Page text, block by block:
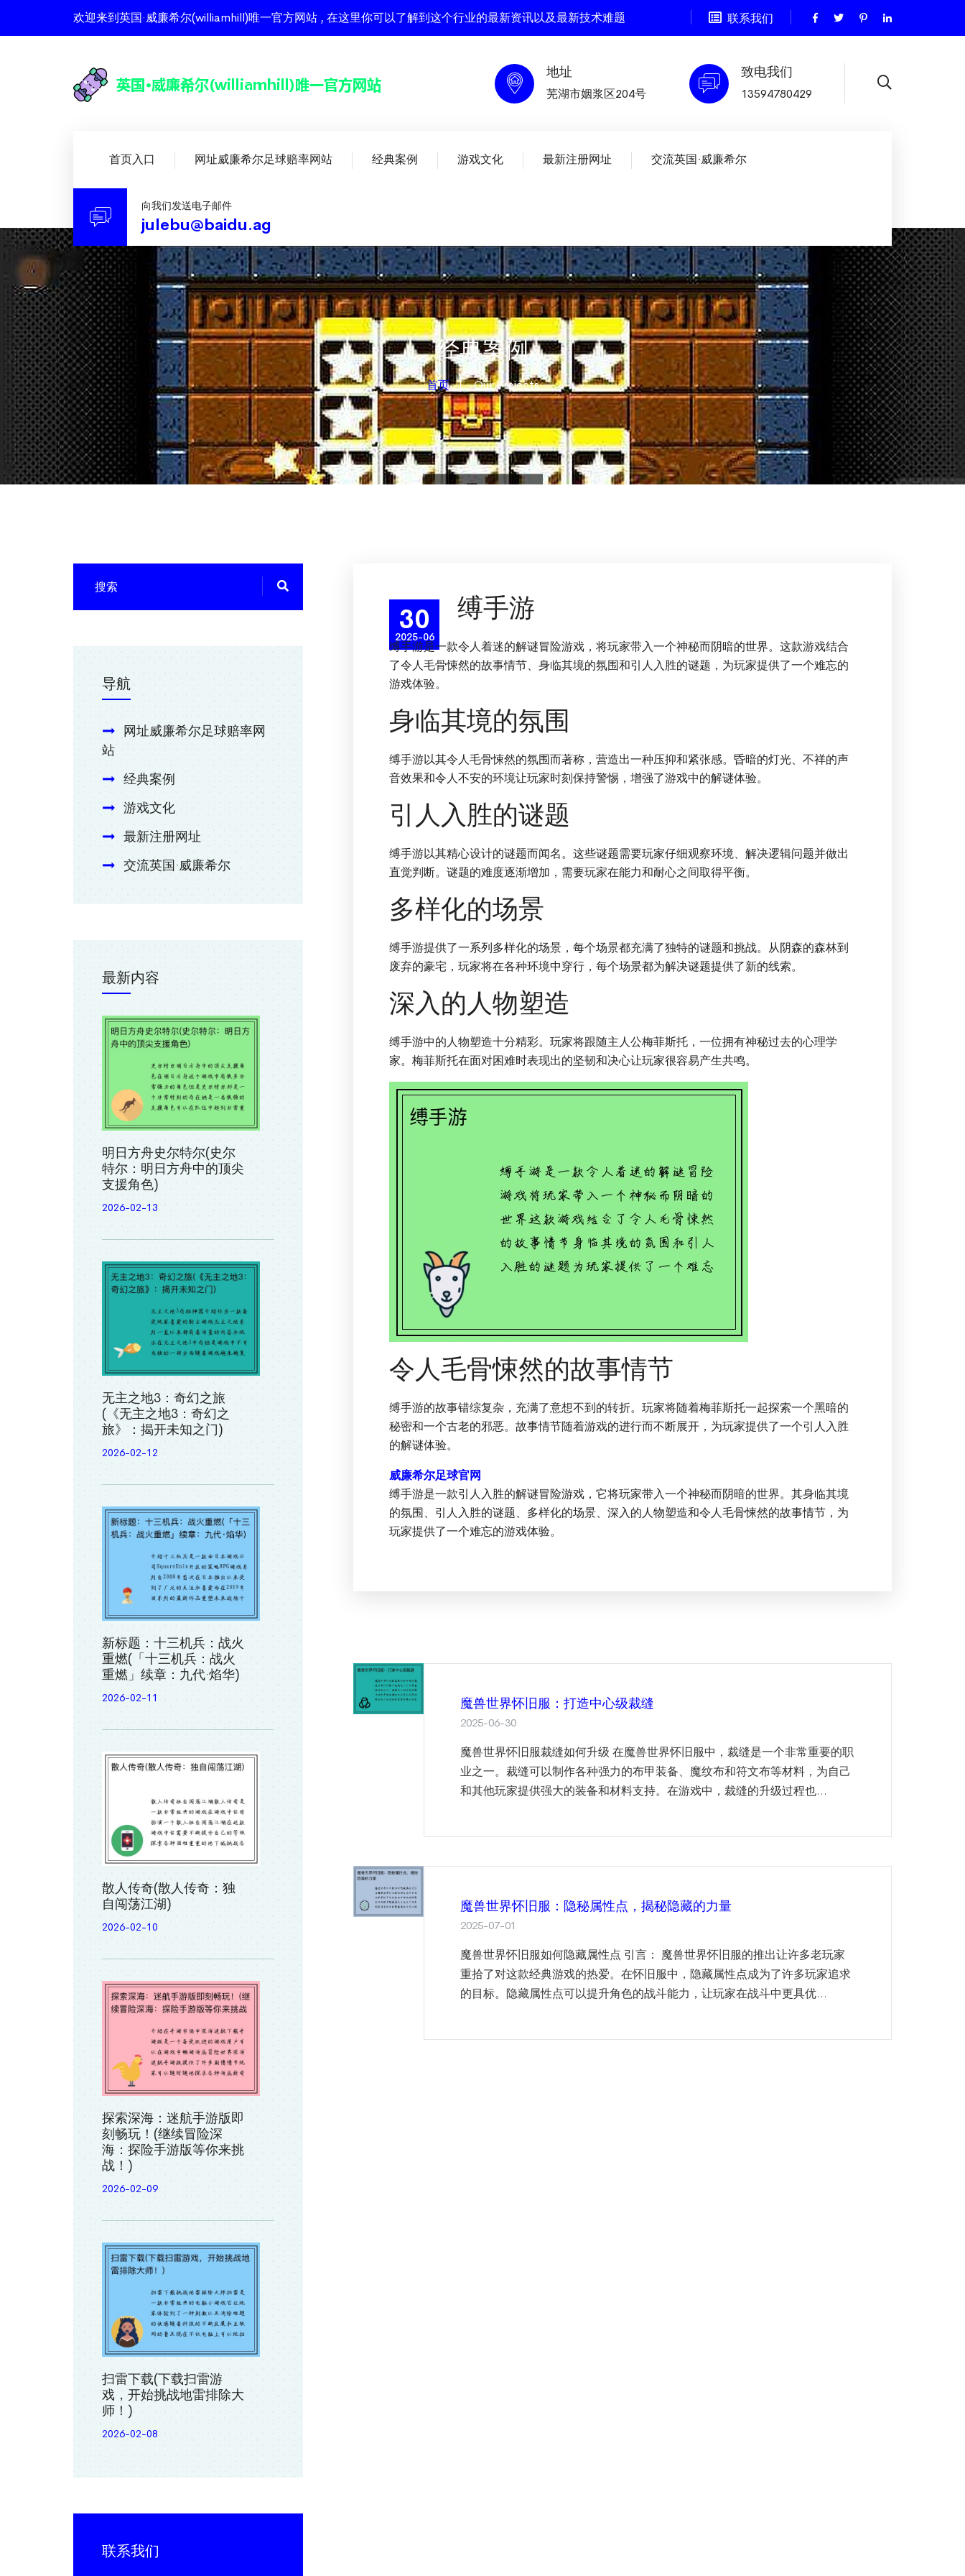
欢迎来到英国·威廉希尔(williamhill)唯一官方网站 , 在这里你可以了解到这个行业的最新资讯以及最新技术难题 联系我们
地址
芜湖市姻浆区204号
致电我们
13594780429
首页入口 网址威廉希尔足球赔率网站 经典案例 游戏文化 最新注册网址 交流英国·威廉希尔
向我们发送电子邮件
julebu@baidu.ag
经典案例
首页 Our Projects
30
2025-06
缚手游
缚手游是一款令人着迷的解谜冒险游戏，将玩家带入一个神秘而阴暗的世界。这款游戏结合
了令人毛骨悚然的故事情节、身临其境的氛围和引人入胜的谜题，为玩家提供了一个难忘的
游戏体验。
身临其境的氛围
缚手游以其令人毛骨悚然的氛围而著称，营造出一种压抑和紧张感。昏暗的灯光、不祥的声
音效果和令人不安的环境让玩家时刻保持警惕，增强了游戏中的解谜体验。
引人入胜的谜题
缚手游以其精心设计的谜题而闻名。这些谜题需要玩家仔细观察环境、解决逻辑问题并做出
直觉判断。谜题的难度逐渐增加，需要玩家在能力和耐心之间取得平衡。
多样化的场景
缚手游提供了一系列多样化的场景，每个场景都充满了独特的谜题和挑战。从阴森的森林到
废弃的豪宅，玩家将在各种环境中穿行，每个场景都为解决谜题提供了新的线索。
深入的人物塑造
缚手游中的人物塑造十分精彩。玩家将跟随主人公梅菲斯托，一位拥有神秘过去的心理学
家。梅菲斯托在面对困难时表现出的坚韧和决心让玩家很容易产生共鸣。
令人毛骨悚然的故事情节
缚手游的故事错综复杂，充满了意想不到的转折。玩家将随着梅菲斯托一起探索一个黑暗的
秘密和一个古老的邪恶。故事情节随着游戏的进行而不断展开，为玩家提供了一个引人入胜
的解谜体验。
威廉希尔足球官网
缚手游是一款引人入胜的解谜冒险游戏，它将玩家带入一个神秘而阴暗的世界。其身临其境
的氛围、引人入胜的谜题、多样化的场景、深入的人物塑造和令人毛骨悚然的故事情节，为
玩家提供了一个难忘的游戏体验。
魔兽世界怀旧服：打造中心级裁缝
2025-06-30
魔兽世界怀旧服裁缝如何升级 在魔兽世界怀旧服中，裁缝是一个非常重要的职
业之一。裁缝可以制作各种强力的布甲装备、魔纹布和符文布等材料，为自己
和其他玩家提供强大的装备和材料支持。在游戏中，裁缝的升级过程也...
魔兽世界怀旧服：隐秘属性点，揭秘隐藏的力量
2025-07-01
魔兽世界怀旧服如何隐藏属性点 引言： 魔兽世界怀旧服的推出让许多老玩家
重拾了对这款经典游戏的热爱。在怀旧服中，隐藏属性点成为了许多玩家追求
的目标。隐藏属性点可以提升角色的战斗能力，让玩家在战斗中更具优...
导航
网址威廉希尔足球赔率网
站
经典案例
游戏文化
最新注册网址
交流英国·威廉希尔
最新内容
明日方舟史尔特尔(史尔
特尔：明日方舟中的顶尖
支援角色)
2026-02-13
无主之地3：奇幻之旅
(《无主之地3：奇幻之
旅》：揭开未知之门)
2026-02-12
新标题：十三机兵：战火
重燃(「十三机兵：战火
重燃」续章：九代·焰华)
2026-02-11
散人传奇(散人传奇：独
自闯荡江湖)
2026-02-10
探索深海：迷航手游版即
刻畅玩！(继续冒险深
海：探险手游版等你来挑
战！)
2026-02-09
扫雷下载(下载扫雷游
戏，开始挑战地雷排除大
师！)
2026-02-08
联系我们